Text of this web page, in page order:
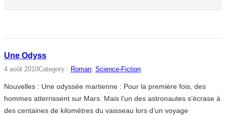
Une Odyss
4 août 2010Category : Roman, Science-Fiction
Nouvelles : Une odyssée martienne : Pour la première fois, des
hommes atterrissent sur Mars. Mais l’un des astronautes s’écrase à
des centaines de kilomètres du vaisseau lors d’un voyage